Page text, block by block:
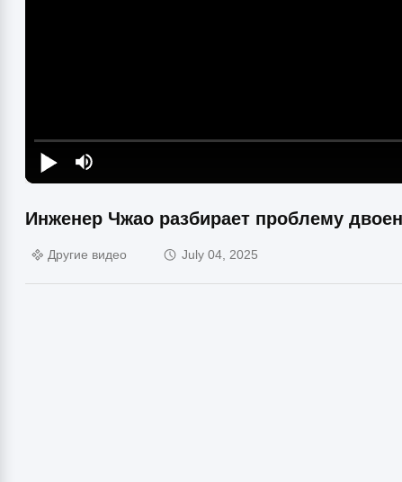
Инженер Чжао разбирает проблему
Другие видео July 04, 2025